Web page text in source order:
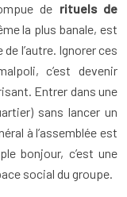
de rituels de
la plus banale, est
l’autre. Ignorer ces
c’est devenir
Entrer dans une
sans lancer un
à l’assemblée est
bonjour, c’est une
social du groupe.